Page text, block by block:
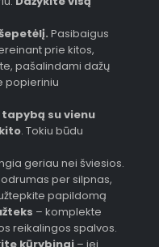
Pasibaigus
prie kitos,
pašalindami dažų
popieriniu
tapybą su vienu
. Tokiu būdu
geriau nei šviesios.
per silpnas,
papildomą
– komplekte
reikalingos spalvos.